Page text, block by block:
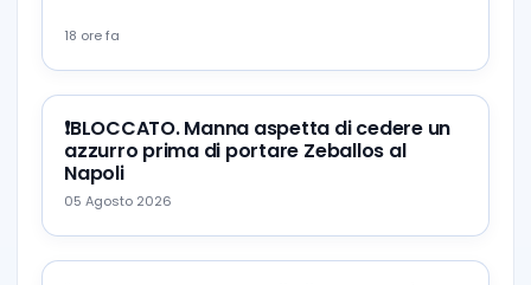
18 ore fa
❗️BLOCCATO. Manna aspetta di cedere un
azzurro prima di portare Zeballos al
Napoli
05 Agosto 2026